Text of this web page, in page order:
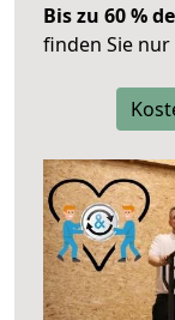
Bis zu 60 %
finden Sie nur